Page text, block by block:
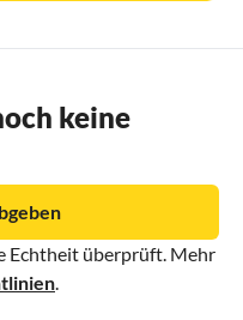
keine
Echtheit überprüft. Mehr